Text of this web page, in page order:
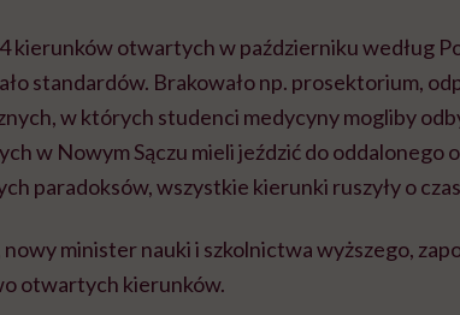
kierunków otwartych w październiku według
standardów. Brakowało np. prosektorium,
w których studenci medycyny mogliby
w Nowym Sączu mieli jeździć do oddalonego
paradoksów, wszystkie kierunki ruszyły o
minister nauki i szkolnictwa wyższego,
otwartych kierunków.